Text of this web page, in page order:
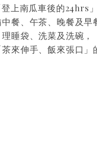
上南瓜車後的24hrs
餐、午茶、晚餐及早
睡袋、洗菜及洗碗，
來伸手、飯來張口」